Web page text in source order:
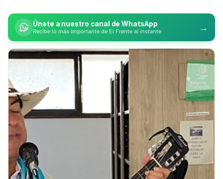
Únete a nuestro canal de WhatsApp
Recibe lo más importante de El Frente al instante →